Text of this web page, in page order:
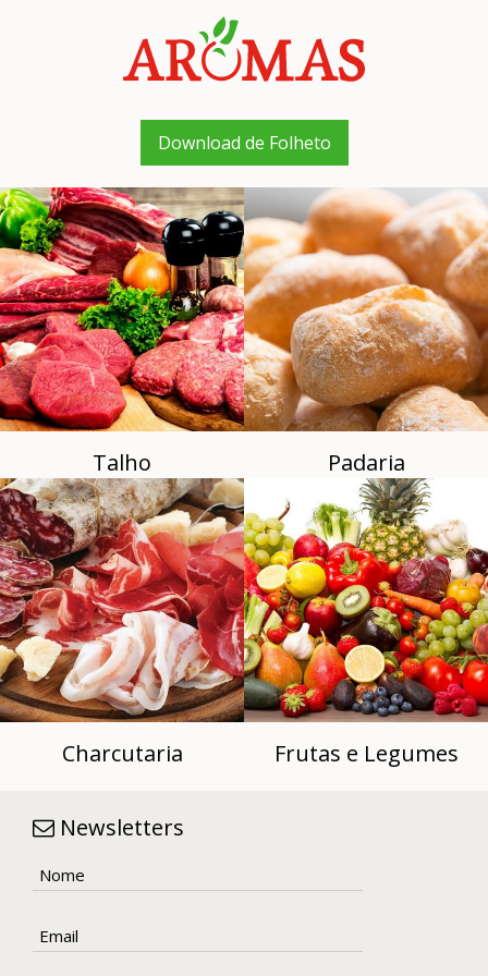
Download de Folheto
Talho Padaria
Charcutaria Frutas e Legumes
Newsletters